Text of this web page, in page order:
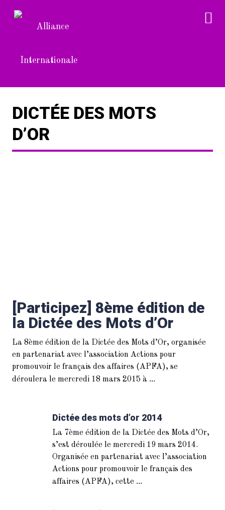
DICTÉE DES MOTS
D’OR
[Participez] 8ème édition de
la Dictée des Mots d’Or
La 8ème édition de la Dictée des Mots d’Or, organisée
en partenariat avec l’association Actions pour
promouvoir le français des affaires (APFA), se
déroulera le mercredi 18 mars 2015 à ...
Dictée des mots d’or 2014
La 7ème édition de la Dictée des Mots d’Or,
s’est déroulée le mercredi 19 mars 2014.
Organisée en partenariat avec l’association
Actions pour promouvoir le français des
affaires (APFA), cette ...